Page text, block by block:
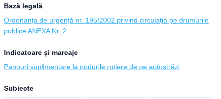
Bază legală
Ordonanța de urgență nr. 195/2002 privind circulația pe drumurile
publice ANEXA Nr. 2
Indicatoare și marcaje
Panouri suplimentare la nodurile rutiere de pe autostrăzi
Subiecte